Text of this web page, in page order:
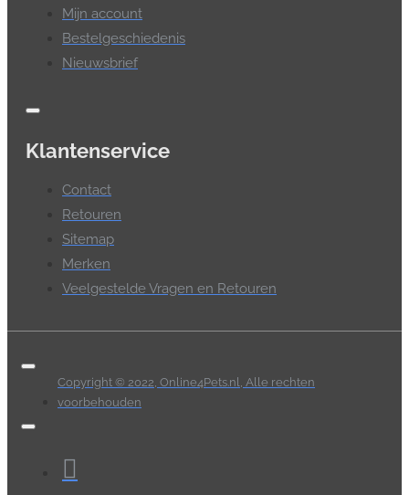
Mijn account
Bestelgeschiedenis
Nieuwsbrief
Klantenservice
Contact
Retouren
Sitemap
Merken
Veelgestelde Vragen en Retouren
Copyright © 2022, Online4Pets.nl, Alle rechten
voorbehouden